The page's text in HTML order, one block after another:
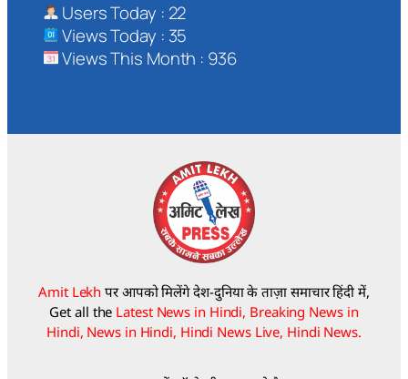
Users Today : 22
Views Today : 35
Views This Month : 936
Amit Lekh पर आपको मिलेंगे देश-दुनिया के ताज़ा समाचार हिंदी में,
Get all the Latest News in Hindi, Breaking News in
Hindi, News in Hindi, Hindi News Live, Hindi News.